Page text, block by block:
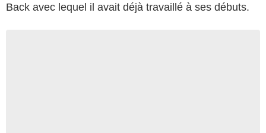
Back avec lequel il avait déjà travaillé à ses débuts.